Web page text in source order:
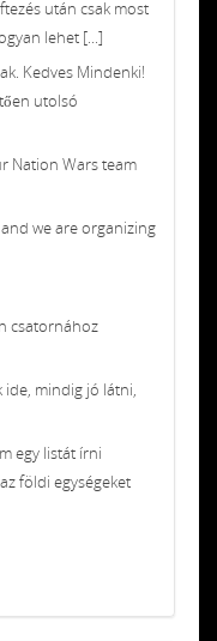
után csak most
lehet [...]
Kedves Mindenki!
utolsó
Nation Wars team
we are organizing
csatornához
ide, mindig jó látni,
egy listát írni
földi egységeket